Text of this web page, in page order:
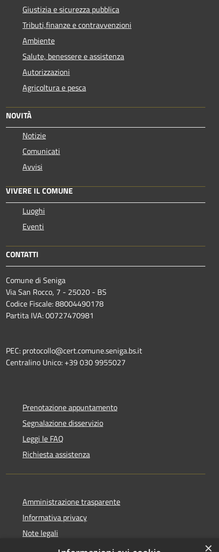
Giustizia e sicurezza pubblica
Tributi,finanze e contravvenzioni
Ambiente
Salute, benessere e assistenza
Autorizzazioni
Agricoltura e pesca
NOVITÀ
Notizie
Comunicati
Avvisi
VIVERE IL COMUNE
Luoghi
Eventi
CONTATTI
Comune di Seniga
Via San Rocco, 7 - 25020 - BS
Codice Fiscale: 88004490178
Partita IVA: 00727470981
PEC: protocollo@cert.comune.seniga.bs.it
Centralino Unico: +39 030 9955027
Prenotazione appuntamento
Segnalazione disservizio
Leggi le FAQ
Richiesta assistenza
Amministrazione trasparente
Informativa privacy
Note legali
Dichiarazione di accessibilità
×